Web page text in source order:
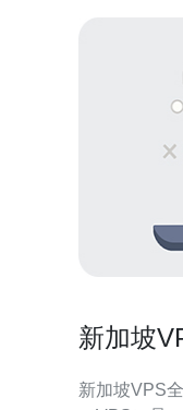
新加坡
新加坡VPS全球绕